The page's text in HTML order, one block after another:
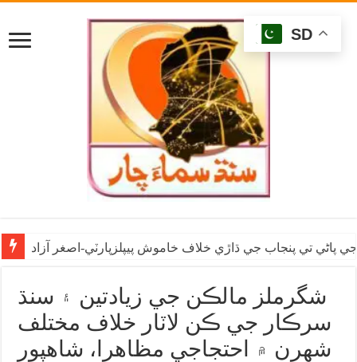
پاڻي تي پنجاب جي ڌاڙي خلاف خاموش پيپلزپارٽي-اصغر آزاد
شگرملز مالڪن جي زيادتين ۽ سنڌ
سرڪار جي ڪن لاٽار خلاف مختلف
شهرن ۾ احتجاجي مظاهرا، شاهپور
SD